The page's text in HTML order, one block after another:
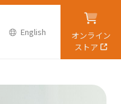
English
オンライン
ストア